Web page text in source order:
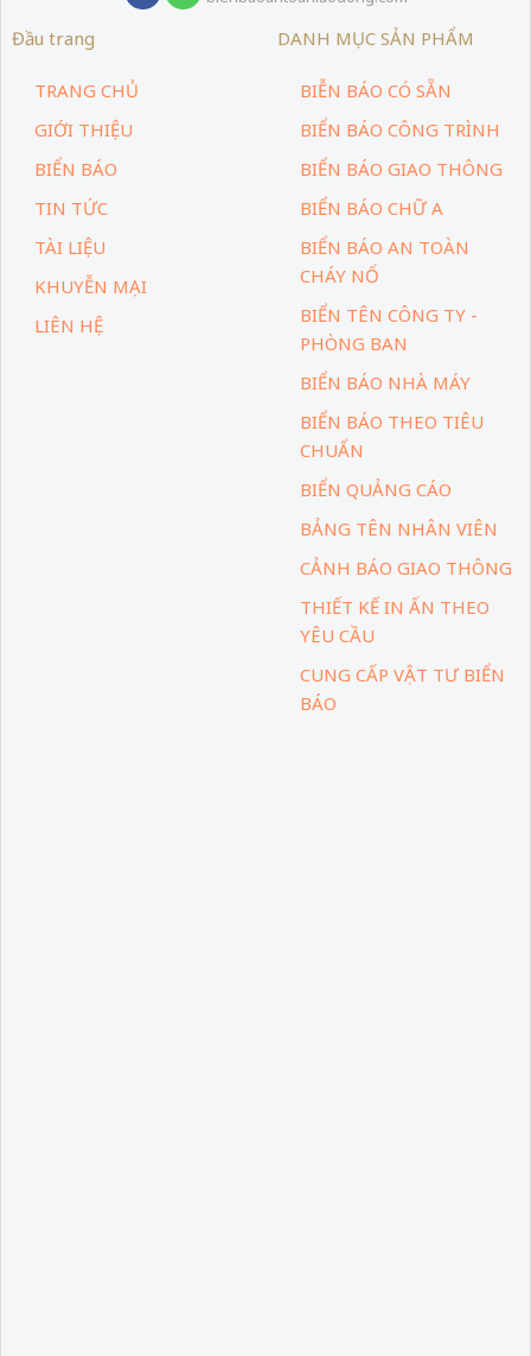
Đầu trang
TRANG CHỦ
GIỚI THIỆU
BIỂN BÁO
TIN TỨC
TÀI LIỆU
KHUYỄN MẠI
LIÊN HỆ
DANH MỤC SẢN PHẨM
BIỄN BÁO CÓ SẴN
BIỂN BÁO CÔNG TRÌNH
BIỂN BÁO GIAO THÔNG
BIỂN BÁO CHỮ A
BIỂN BÁO AN TOÀN
CHÁY NỔ
BIỂN TÊN CÔNG TY -
PHÒNG BAN
BIỂN BÁO NHÀ MÁY
BIỂN BÁO THEO TIÊU
CHUẨN
BIỂN QUẢNG CÁO
BẢNG TÊN NHÂN VIÊN
CẢNH BÁO GIAO THÔNG
THIẾT KẾ IN ẤN THEO
YÊU CẦU
CUNG CẤP VẬT TƯ BIỂN
BÁO